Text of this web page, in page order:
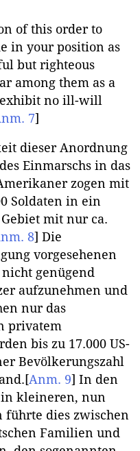
of this order to
in your position as
but righteous
among them as a
no ill-will
7]
dieser Anordnung
Einmarschs in das
zogen mit
Soldaten in ein
mit nur ca.
8] Die
vorgesehenen
genügend
aufzunehmen und
nur das
privatem
bis zu 17.000 US-
Bevölkerungszahl
[Anm. 9] In den
in kleineren, nun
dies zwischen
Familien und